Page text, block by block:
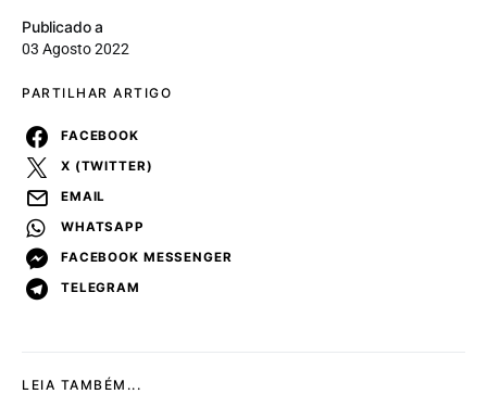
Publicado a
03 Agosto 2022
PARTILHAR ARTIGO
FACEBOOK
X (TWITTER)
EMAIL
WHATSAPP
FACEBOOK MESSENGER
TELEGRAM
LEIA TAMBÉM...